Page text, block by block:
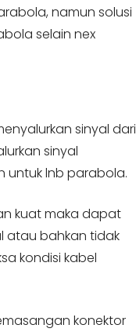
namun solusi
selain nex
sinyal dari
sinyal
untuk lnb parabola.
kuat maka dapat
atau bahkan tidak
kondisi kabel
konektor